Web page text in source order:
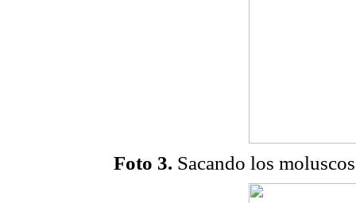
Foto 3. Sacando los